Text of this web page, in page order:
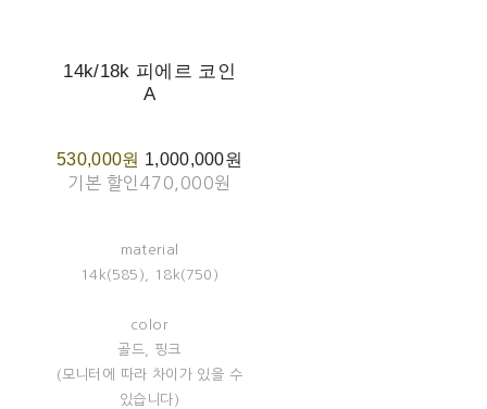
14k/18k 피에르 코인
A
530,000원 1,000,000원
기본 할인 470,000원
material
14k(585), 18k(750)
color
골드, 핑크
(모니터에 따라 차이가 있을 수
있습니다)